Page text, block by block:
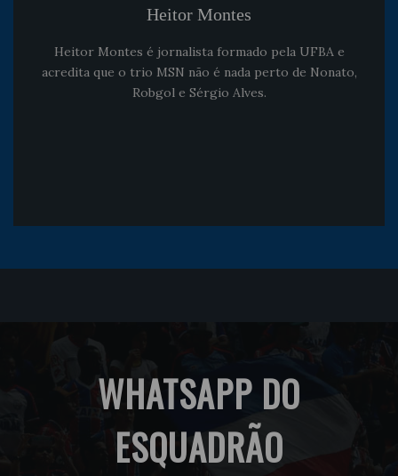
Heitor Montes
Heitor Montes é jornalista formado pela UFBA e
acredita que o trio MSN não é nada perto de Nonato,
Robgol e Sérgio Alves.
WHATSAPP DO
ESQUADRÃO